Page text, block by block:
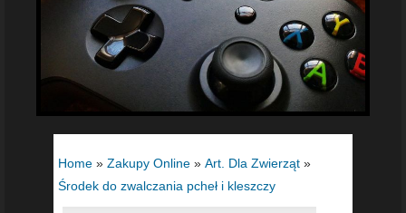
Home » Zakupy Online » Art. Dla Zwierząt »
Środek do zwalczania pcheł i kleszczy